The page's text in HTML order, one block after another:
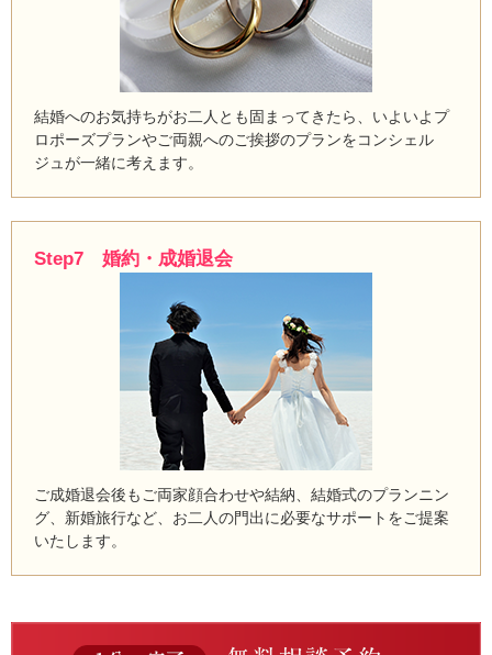
結婚へのお気持ちがお二人とも固まってきたら、いよいよプ
ロポーズプランやご両親へのご挨拶のプランをコンシェル
ジュが一緒に考えます。
Step7 婚約・成婚退会
ご成婚退会後もご両家顔合わせや結納、結婚式のプランニン
グ、新婚旅行など、お二人の門出に必要なサポートをご提案
いたします。